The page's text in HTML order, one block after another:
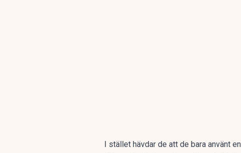
I stället hävdar de att de bara använt